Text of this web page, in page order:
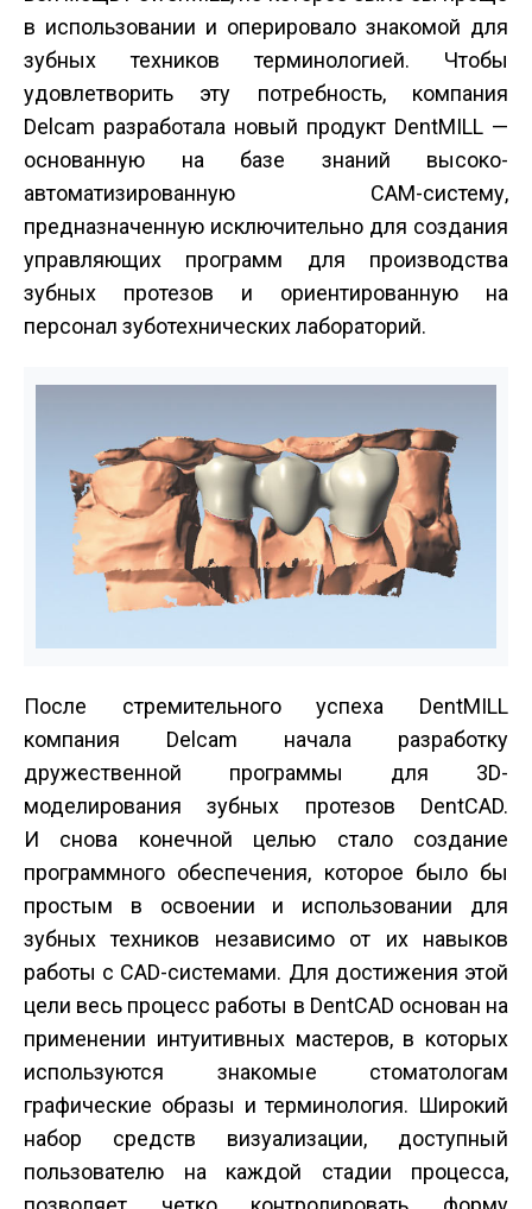
в использовании и оперировало знакомой для
зубных техников терминологией. Чтобы
удовлетворить эту потребность, компания
Delcam разработала новый продукт DentMILL —
основанную на базе знаний высоко-
автоматизированную CAM-систему,
предназначенную исключительно для создания
управляющих программ для производства
зубных протезов и ориентированную на
персонал зуботехнических лабораторий.
После стремительного успеха DentMILL
компания Delcam начала разработку
дружественной программы для 3D-
моделирования зубных протезов DentCAD.
И снова конечной целью стало создание
программного обеспечения, которое было бы
простым в освоении и использовании для
зубных техников независимо от их навыков
работы с CAD-системами. Для достижения этой
цели весь процесс работы в DentCAD основан на
применении интуитивных мастеров, в которых
используются знакомые стоматологам
графические образы и терминология. Широкий
набор средств визуализации, доступный
пользователю на каждой стадии процесса,